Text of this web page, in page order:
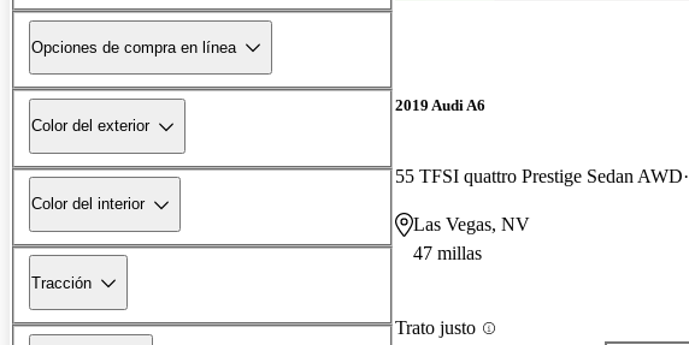
Opciones de compra en línea
Color del exterior
Color del interior
Tracción
2019 Audi A6
55 TFSI quattro Prestige Sedan AWD
Las Vegas, NV
47 millas
Trato justo